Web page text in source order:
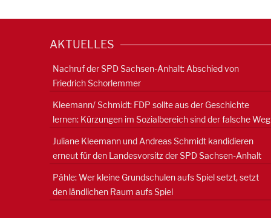
AKTUELLES
Nachruf der SPD Sachsen-Anhalt: Abschied von
Friedrich Schorlemmer
Kleemann/ Schmidt: FDP sollte aus der Geschichte
lernen: Kürzungen im Sozialbereich sind der falsche Weg
Juliane Kleemann und Andreas Schmidt kandidieren
erneut für den Landesvorsitz der SPD Sachsen-Anhalt
Pähle: Wer kleine Grundschulen aufs Spiel setzt, setzt
den ländlichen Raum aufs Spiel